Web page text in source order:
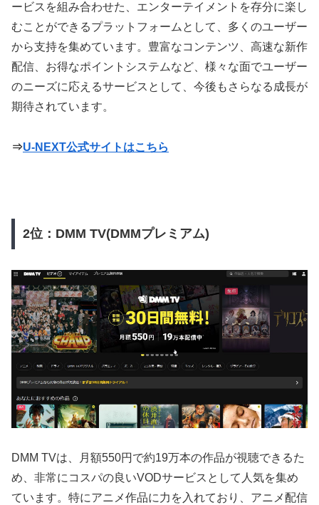
ービスを組み合わせた、エンターテイメントを存分に楽し
むことができるプラットフォームとして、多くのユーザー
から支持を集めています。豊富なコンテンツ、高速な新作
配信、お得なポイントシステムなど、様々な面でユーザー
のニーズに応えるサービスとして、今後もさらなる成長が
期待されています。
⇒U-NEXT公式サイトはこちら
2位：DMM TV(DMMプレミアム)
DMM TVは、月額550円で約19万本の作品が視聴できるた
め、非常にコスパの良いVODサービスとして人気を集め
ています。特にアニメ作品に力を入れており、アニメ配信